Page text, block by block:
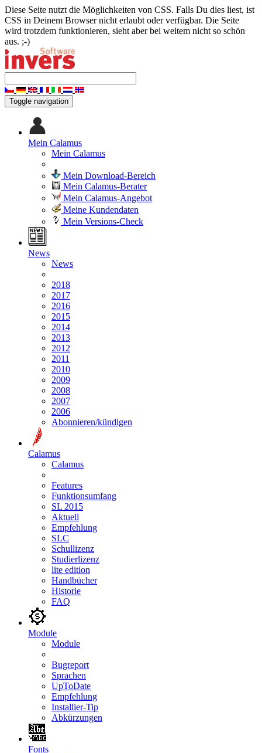
Diese Seite nutzt die Möglichkeiten von CSS. Falls Du dies liest, ist
CSS in Deinem Browser nicht erlaubt oder verfügbar. Die Seite
wird trotzdem funktionieren, sieht aber bei weitem nicht so schön
aus. ;-)
Toggle navigation
Mein Calamus
Mein Calamus
Mein Download-Bereich
Mein Calamus-Berater
Mein Calamus-Angebot
Meine Kundendaten
Mein Versions-Check
News
News
2018
2017
2016
2015
2014
2013
2012
2011
2010
2009
2008
2007
2006
Abonnieren/kündigen
Calamus
Calamus
Features
Funktionsumfang
SL 2015
Aktuell
Empfehlung
SLC
Schullizenz
Studierlizenz
lite edition
Handbücher
Historie
FAQ
Module
Module
Bugreport
Sprachen
UpToDate
Empfehlung
Installier-Tip
Abkürzungen
Fonts